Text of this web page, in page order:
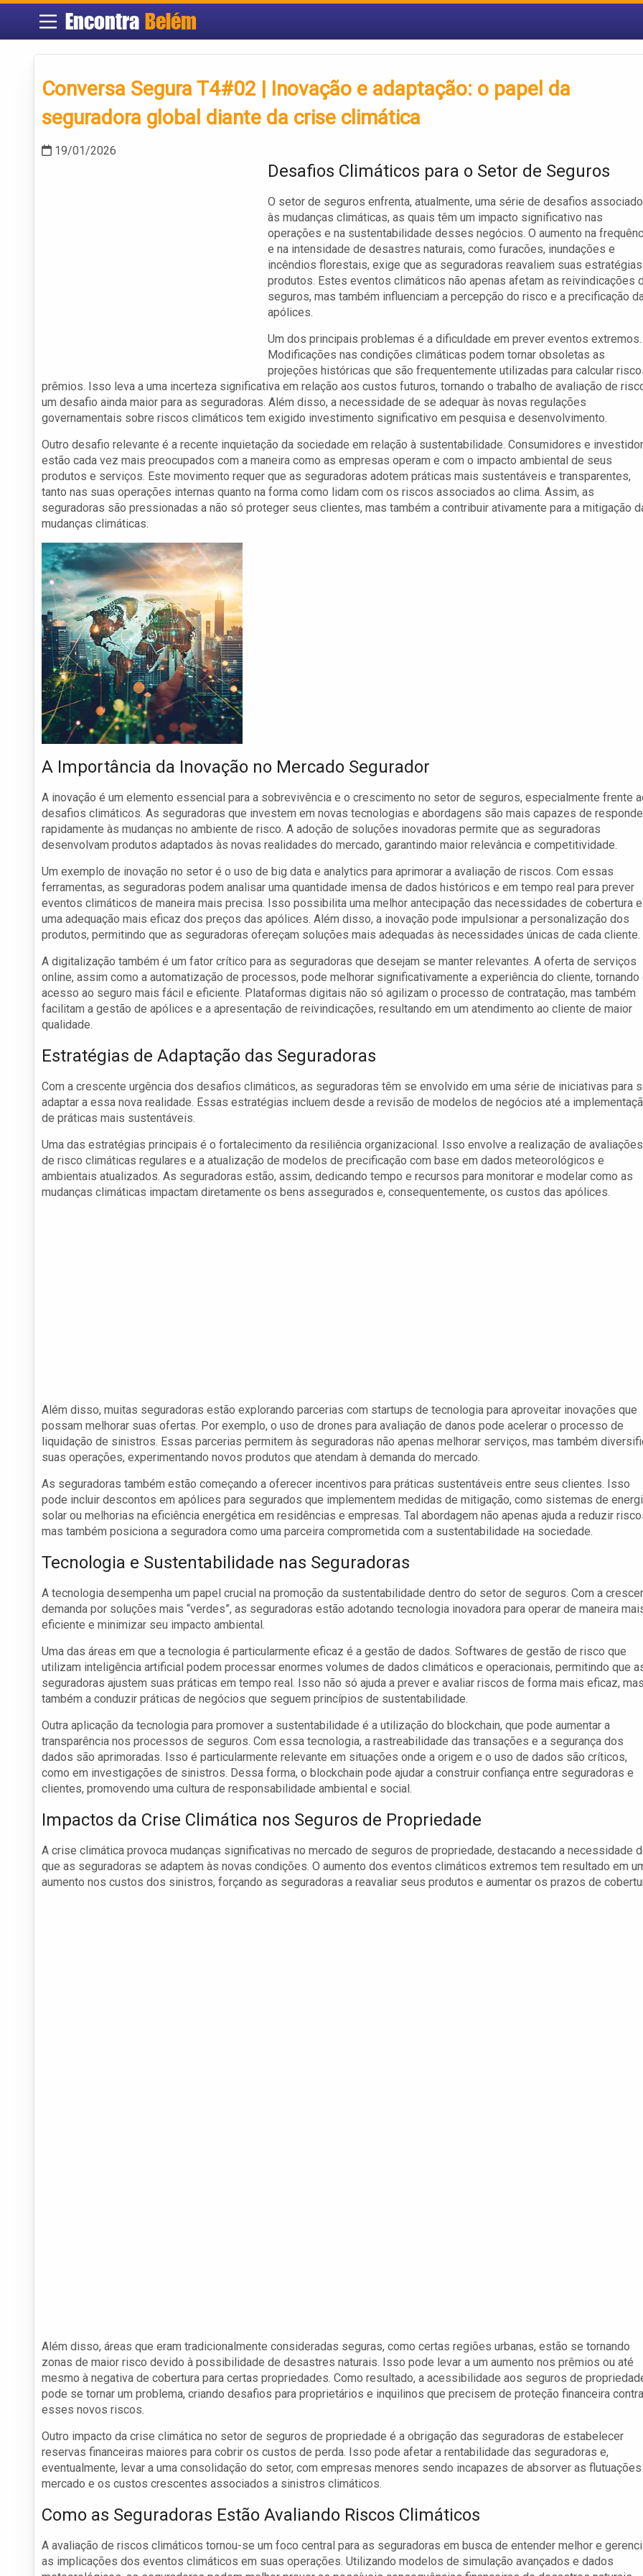
Encontra Belém
Conversa Segura T4#02 | Inovação e adaptação: o papel da
seguradora global diante da crise climática
19/01/2026
Desafios Climáticos para o Setor de Seguros
O setor de seguros enfrenta, atualmente, uma série de desafios
às mudanças climáticas, as quais têm um impacto significativo nas
operações e na sustentabilidade desses negócios. O aumento na
e na intensidade de desastres naturais, como furacões, inundações e
incêndios florestais, exige que as seguradoras reavaliem suas
produtos. Estes eventos climáticos não apenas afetam as reivindicações
seguros, mas também influenciam a percepção do risco e a precificação
apólices.
Um dos principais problemas é a dificuldade em prever eventos extremos.
Modificações nas condições climáticas podem tornar obsoletas as
projeções históricas que são frequentemente utilizadas para calcular
prêmios. Isso leva a uma incerteza significativa em relação aos custos futuros, tornando o trabalho de avaliação de
um desafio ainda maior para as seguradoras. Além disso, a necessidade de se adequar às novas regulações
governamentais sobre riscos climáticos tem exigido investimento significativo em pesquisa e desenvolvimento.
Outro desafio relevante é a recente inquietação da sociedade em relação à sustentabilidade. Consumidores e
estão cada vez mais preocupados com a maneira como as empresas operam e com o impacto ambiental de seus
produtos e serviços. Este movimento requer que as seguradoras adotem práticas mais sustentáveis e transparentes,
tanto nas suas operações internas quanto na forma como lidam com os riscos associados ao clima. Assim, as
seguradoras são pressionadas a não só proteger seus clientes, mas também a contribuir ativamente para a mitigação
mudanças climáticas.
A Importância da Inovação no Mercado Segurador
A inovação é um elemento essencial para a sobrevivência e o crescimento no setor de seguros, especialmente frente
desafios climáticos. As seguradoras que investem em novas tecnologias e abordagens são mais capazes de
rapidamente às mudanças no ambiente de risco. A adoção de soluções inovadoras permite que as seguradoras
desenvolvam produtos adaptados às novas realidades do mercado, garantindo maior relevância e competitividade.
Um exemplo de inovação no setor é o uso de big data e analytics para aprimorar a avaliação de riscos. Com essas
ferramentas, as seguradoras podem analisar uma quantidade imensa de dados históricos e em tempo real para prever
eventos climáticos de maneira mais precisa. Isso possibilita uma melhor antecipação das necessidades de cobertura e
uma adequação mais eficaz dos preços das apólices. Além disso, a inovação pode impulsionar a personalização dos
produtos, permitindo que as seguradoras ofereçam soluções mais adequadas às necessidades únicas de cada cliente.
A digitalização também é um fator crítico para as seguradoras que desejam se manter relevantes. A oferta de serviços
online, assim como a automatização de processos, pode melhorar significativamente a experiência do cliente, tornando
acesso ao seguro mais fácil e eficiente. Plataformas digitais não só agilizam o processo de contratação, mas também
facilitam a gestão de apólices e a apresentação de reivindicações, resultando em um atendimento ao cliente de maior
qualidade.
Estratégias de Adaptação das Seguradoras
Com a crescente urgência dos desafios climáticos, as seguradoras têm se envolvido em uma série de iniciativas para
adaptar a essa nova realidade. Essas estratégias incluem desde a revisão de modelos de negócios até a
de práticas mais sustentáveis.
Uma das estratégias principais é o fortalecimento da resiliência organizacional. Isso envolve a realização de avaliações
de risco climáticas regulares e a atualização de modelos de precificação com base em dados meteorológicos e
ambientais atualizados. As seguradoras estão, assim, dedicando tempo e recursos para monitorar e modelar como as
mudanças climáticas impactam diretamente os bens assegurados e, consequentemente, os custos das apólices.
Além disso, muitas seguradoras estão explorando parcerias com startups de tecnologia para aproveitar inovações que
possam melhorar suas ofertas. Por exemplo, o uso de drones para avaliação de danos pode acelerar o processo de
liquidação de sinistros. Essas parcerias permitem às seguradoras não apenas melhorar serviços, mas também
suas operações, experimentando novos produtos que atendam à demanda do mercado.
As seguradoras também estão começando a oferecer incentivos para práticas sustentáveis entre seus clientes. Isso
pode incluir descontos em apólices para segurados que implementem medidas de mitigação, como sistemas de
solar ou melhorias na eficiência energética em residências e empresas. Tal abordagem não apenas ajuda a reduzir
mas também posiciona a seguradora como uma parceira comprometida com a sustentabilidade на sociedade.
Tecnologia e Sustentabilidade nas Seguradoras
A tecnologia desempenha um papel crucial na promoção da sustentabilidade dentro do setor de seguros. Com a
demanda por soluções mais “verdes”, as seguradoras estão adotando tecnologia inovadora para operar de maneira
eficiente e minimizar seu impacto ambiental.
Uma das áreas em que a tecnologia é particularmente eficaz é a gestão de dados. Softwares de gestão de risco que
utilizam inteligência artificial podem processar enormes volumes de dados climáticos e operacionais, permitindo que
seguradoras ajustem suas práticas em tempo real. Isso não só ajuda a prever e avaliar riscos de forma mais eficaz, mas
também a conduzir práticas de negócios que seguem princípios de sustentabilidade.
Outra aplicação da tecnologia para promover a sustentabilidade é a utilização do blockchain, que pode aumentar a
transparência nos processos de seguros. Com essa tecnologia, a rastreabilidade das transações e a segurança dos
dados são aprimoradas. Isso é particularmente relevante em situações onde a origem e o uso de dados são críticos,
como em investigações de sinistros. Dessa forma, o blockchain pode ajudar a construir confiança entre seguradoras e
clientes, promovendo uma cultura de responsabilidade ambiental e social.
Impactos da Crise Climática nos Seguros de Propriedade
A crise climática provoca mudanças significativas no mercado de seguros de propriedade, destacando a necessidade
que as seguradoras se adaptem às novas condições. O aumento dos eventos climáticos extremos tem resultado em
aumento nos custos dos sinistros, forçando as seguradoras a reavaliar seus produtos e aumentar os prazos de
Além disso, áreas que eram tradicionalmente consideradas seguras, como certas regiões urbanas, estão se tornando
zonas de maior risco devido à possibilidade de desastres naturais. Isso pode levar a um aumento nos prêmios ou até
mesmo à negativa de cobertura para certas propriedades. Como resultado, a acessibilidade aos seguros de
pode se tornar um problema, criando desafios para proprietários e inquilinos que precisem de proteção financeira contra
esses novos riscos.
Outro impacto da crise climática no setor de seguros de propriedade é a obrigação das seguradoras de estabelecer
reservas financeiras maiores para cobrir os custos de perda. Isso pode afetar a rentabilidade das seguradoras e,
eventualmente, levar a uma consolidação do setor, com empresas menores sendo incapazes de absorver as
mercado e os custos crescentes associados a sinistros climáticos.
Como as Seguradoras Estão Avaliando Riscos Climáticos
A avaliação de riscos climáticos tornou-se um foco central para as seguradoras em busca de entender melhor e
as implicações dos eventos climáticos em suas operações. Utilizando modelos de simulação avançados e dados